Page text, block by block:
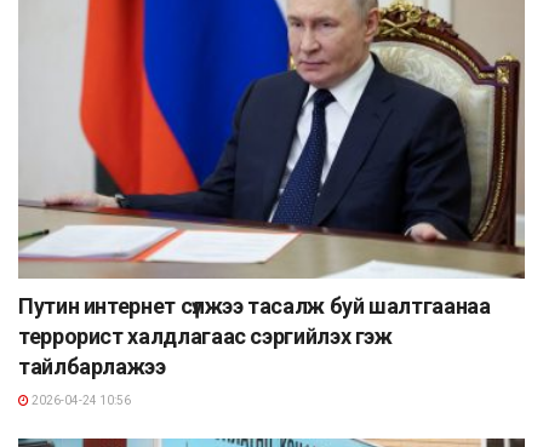
Путин интернет сүлжээ тасалж буй шалтгаанаа
террорист халдлагаас сэргийлэх гэж
тайлбарлажээ
2026-04-24 10:56